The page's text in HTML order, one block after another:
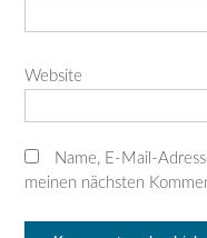
Website
Name, E-Mail-
meinen nächsten